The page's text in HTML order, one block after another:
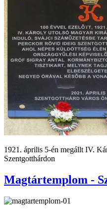
1921. április 5-én megállt IV.
Szentgotthárdon
Magtártemplom -